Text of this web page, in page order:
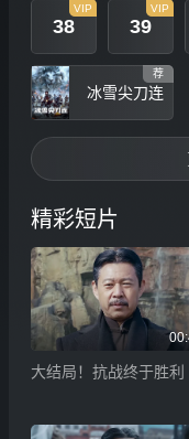
38
VIP
39
VIP
冰雪尖刀连
荐
精彩短片
大结局！抗战终于胜利